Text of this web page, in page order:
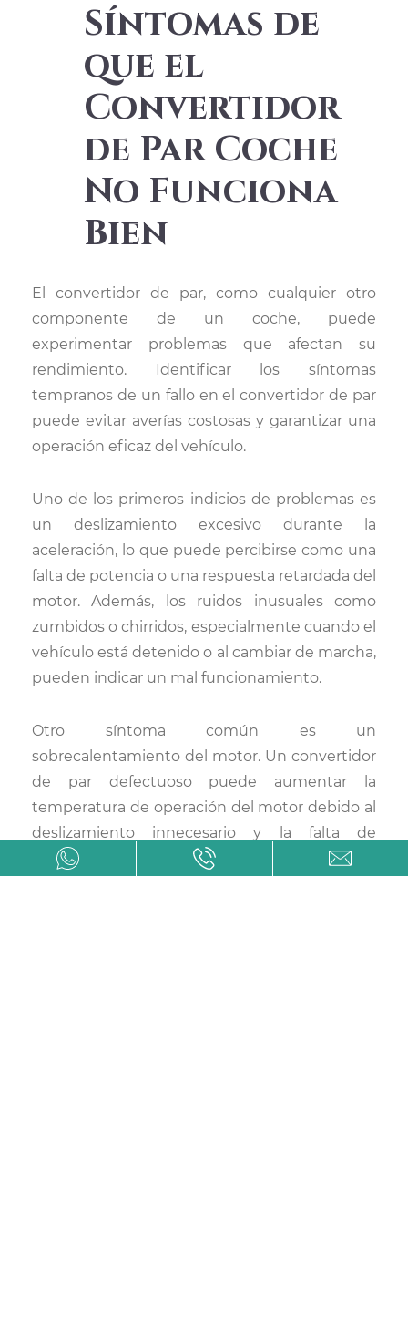
Síntomas de
que el
Convertidor
de Par Coche
No Funciona
Bien
El convertidor de par, como cualquier otro
componente de un coche, puede
experimentar problemas que afectan su
rendimiento. Identificar los síntomas
tempranos de un fallo en el convertidor de par
puede evitar averías costosas y garantizar una
operación eficaz del vehículo.
Uno de los primeros indicios de problemas es
un deslizamiento excesivo durante la
aceleración, lo que puede percibirse como una
falta de potencia o una respuesta retardada del
motor. Además, los ruidos inusuales como
zumbidos o chirridos, especialmente cuando el
vehículo está detenido o al cambiar de marcha,
pueden indicar un mal funcionamiento.
Otro síntoma común es un
sobrecalentamiento del motor. Un convertidor
de par defectuoso puede aumentar la
temperatura de operación del motor debido al
deslizamiento innecesario y la falta de
eficiencia en la transmisión del par. Esto no